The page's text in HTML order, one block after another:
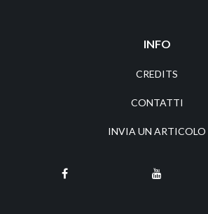
INFO
CREDITS
CONTATTI
INVIA UN ARTICOLO